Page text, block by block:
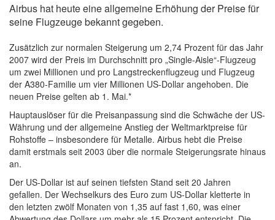
Airbus hat heute eine allgemeine Erhöhung der Preise für
seine Flugzeuge bekannt gegeben.
Zusätzlich zur normalen Steigerung um 2,74 Prozent für das Jahr
2007 wird der Preis im Durchschnitt pro „Single-Aisle“-Flugzeug
um zwei Millionen und pro Langstreckenflugzeug und Flugzeug
der A380-Familie um vier Millionen US-Dollar angehoben. Die
neuen Preise gelten ab 1. Mai.*
Hauptauslöser für die Preisanpassung sind die Schwäche der US-
Währung und der allgemeine Anstieg der Weltmarktpreise für
Rohstoffe – insbesondere für Metalle. Airbus hebt die Preise
damit erstmals seit 2003 über die normale Steigerungsrate hinaus
an.
Der US-Dollar ist auf seinen tiefsten Stand seit 20 Jahren
gefallen. Der Wechselkurs des Euro zum US-Dollar kletterte in
den letzten zwölf Monaten von 1,35 auf fast 1,60, was einer